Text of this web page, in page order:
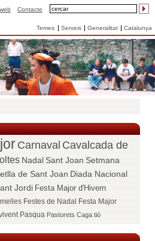
Contacte
Temes Serveis Generalitat Catalunya
CarnavalCavalcada de
NadalSant JoanSetmana
de Sant JoanDiada Nacional
Jordi Festa Major d'Hivern
Festes de Nadal Festa Major
Pasqua Pastorets Caga tió